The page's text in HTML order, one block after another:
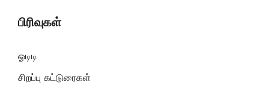
பிரிவுகள்
ஓடிடி
சிறப்பு கட்டுரைகள்